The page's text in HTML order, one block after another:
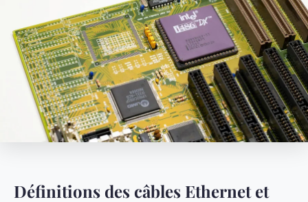
Définitions des câbles Ethernet et